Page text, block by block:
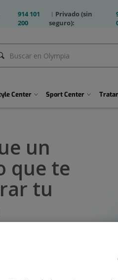
914 101
200
Privado (sin
seguro):
Center Sport Center
un
que te
tu
el cuidado de la